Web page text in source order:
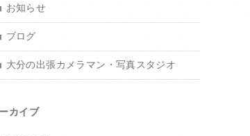
お知らせ
ブログ
大分の出張カメラマン・写真スタジオ
カイブ